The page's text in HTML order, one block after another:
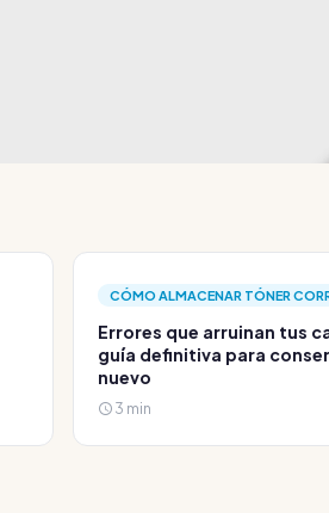
CÓMO ALMACENAR TÓNER
Errores que arruinan tus
guía definitiva para
nuevo
3 min